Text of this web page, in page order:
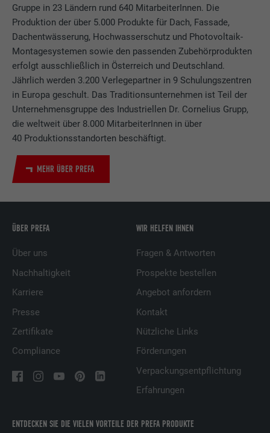
Gruppe in 23 Ländern rund 640 MitarbeiterInnen. Die
Produktion der über 5.000 Produkte für Dach, Fassade,
Dachentwässerung, Hochwasserschutz und Photovoltaik-
Montagesystemen sowie den passenden Zubehörprodukten
erfolgt ausschließlich in Österreich und Deutschland.
Jährlich werden 3.200 Verlegepartner in 9 Schulungszentren
in Europa geschult. Das Traditionsunternehmen ist Teil der
Unternehmensgruppe des Industriellen Dr. Cornelius Grupp,
die weltweit über 8.000 MitarbeiterInnen in über
40 Produktionsstandorten beschäftigt.
MEHR ÜBER PREFA
ENTDECKEN SIE DIE VIELEN VORTEILE DER PREFA PRODUKTE
ÜBER PREFA
Über uns
Nachhaltigkeit
Karriere
Presse
Zertifikate
Compliance
WIR HELFEN IHNEN
Fragen & Antworten
Prospekte bestellen
Angebot anfordern
Kontakt
Nützliche Links
Förderungen
Verpackungsentpflichtung
Erfahrungen